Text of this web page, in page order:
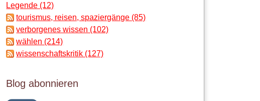
Legende (12)
tourismus, reisen, spaziergänge (85)
verborgenes wissen (102)
wählen (214)
wissenschaftskritik (127)
Blog abonnieren